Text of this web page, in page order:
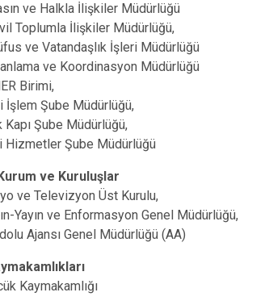
ve Halkla İlişkiler Müdürlüğü
Toplumla İlişkiler Müdürlüğü,
ve Vatandaşlık İşleri Müdürlüğü
ve Koordinasyon Müdürlüğü
Birimi,
İşlem Şube Müdürlüğü,
Kapı Şube Müdürlüğü,
Hizmetler Şube Müdürlüğü
ve Kuruluşlar
ve Televizyon Üst Kurulu,
Yayın ve Enformasyon Genel Müdürlüğü,
Ajansı Genel Müdürlüğü (AA)
Kaymakamlığı